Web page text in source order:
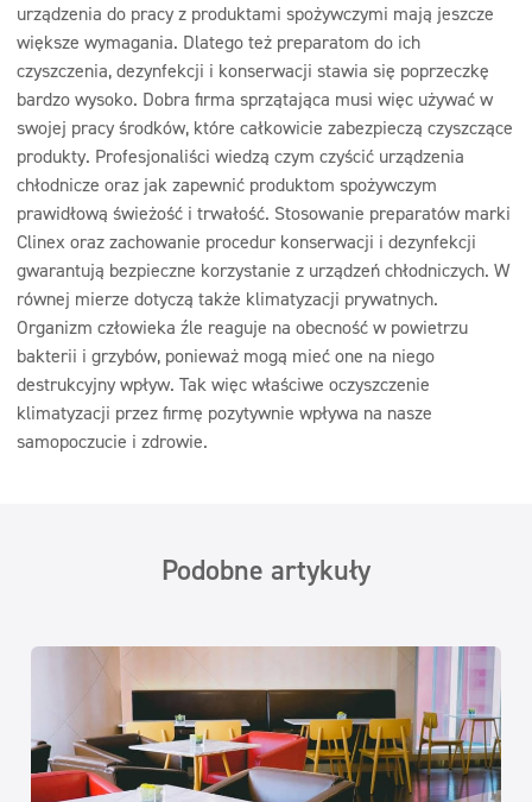
urządzenia do pracy z produktami spożywczymi mają jeszcze
większe wymagania. Dlatego też preparatom do ich
czyszczenia, dezynfekcji i konserwacji stawia się poprzeczkę
bardzo wysoko. Dobra firma sprzątająca musi więc używać w
swojej pracy środków, które całkowicie zabezpieczą czyszczące
produkty. Profesjonaliści wiedzą czym czyścić urządzenia
chłodnicze oraz jak zapewnić produktom spożywczym
prawidłową świeżość i trwałość. Stosowanie preparatów marki
Clinex oraz zachowanie procedur konserwacji i dezynfekcji
gwarantują bezpieczne korzystanie z urządzeń chłodniczych. W
równej mierze dotyczą także klimatyzacji prywatnych.
Organizm człowieka źle reaguje na obecność w powietrzu
bakterii i grzybów, ponieważ mogą mieć one na niego
destrukcyjny wpływ. Tak więc właściwe oczyszczenie
klimatyzacji przez firmę pozytywnie wpływa na nasze
samopoczucie i zdrowie.
Podobne artykuły